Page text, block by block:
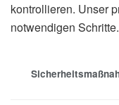
kontrollieren. Unser
notwendigen Schritte.